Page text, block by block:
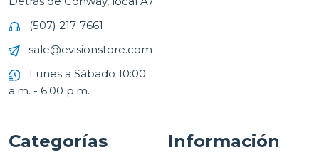
(507) 217-7661
sale@evisionstore.com
Lunes a Sábado 10:00
a.m. - 6:00 p.m.
Categorías Información